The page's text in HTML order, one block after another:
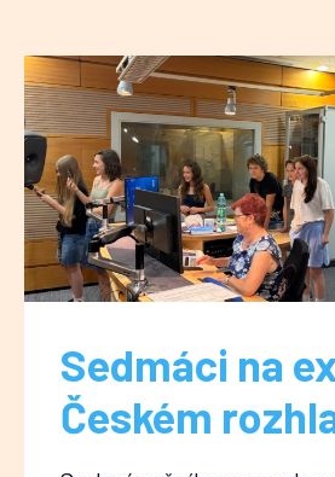
Sedmáci na
Českém